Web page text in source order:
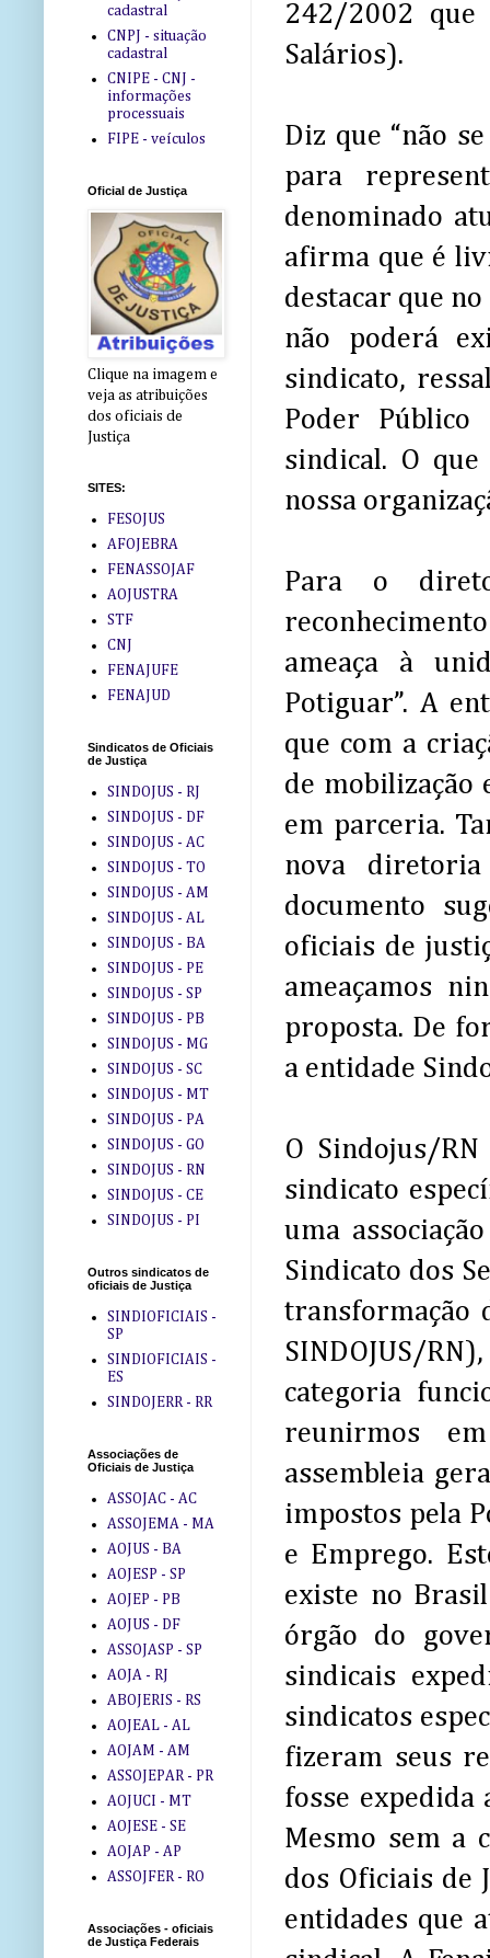
242/2002 que
Salários).
Diz que “não
para
denominado
afirma que é
destacar que
não poderá
sindicato,
Poder
sindical. O
nossa
Para o
ameaça à
Potiguar”. A
que com a
de mobilização
em parceria.
nova
documento
oficiais de
ameaçamos
proposta. De
a entidade
O Sindojus/
sindicato
uma
Sindicato dos
transformação
SINDOJUS/
categoria
reunirmos
assembleia
impostos pela
e Emprego.
existe no
órgão do
sindicais
sindicatos
fizeram seus
fosse expedida
Mesmo sem a
dos Oficiais de
entidades que
cadastral
CNPJ - situação
cadastral
CNIPE - CNJ -
informações
processuais
FIPE - veículos
Oficial de Justiça
Clique na imagem e
veja as atribuições
dos oficiais de
Justiça
SITES:
FESOJUS
AFOJEBRA
FENASSOJAF
AOJUSTRA
STF
CNJ
FENAJUFE
FENAJUD
Sindicatos de Oficiais
de Justiça
SINDOJUS - RJ
SINDOJUS - DF
SINDOJUS - AC
SINDOJUS - TO
SINDOJUS - AM
SINDOJUS - AL
SINDOJUS - BA
SINDOJUS - PE
SINDOJUS - SP
SINDOJUS - PB
SINDOJUS - MG
SINDOJUS - SC
SINDOJUS - MT
SINDOJUS - PA
SINDOJUS - GO
SINDOJUS - RN
SINDOJUS - CE
SINDOJUS - PI
Outros sindicatos de
oficiais de Justiça
SINDIOFICIAIS -
SP
SINDIOFICIAIS -
ES
SINDOJERR - RR
Associações de
Oficiais de Justiça
ASSOJAC - AC
ASSOJEMA - MA
AOJUS - BA
AOJESP - SP
AOJEP - PB
AOJUS - DF
ASSOJASP - SP
AOJA - RJ
ABOJERIS - RS
AOJEAL - AL
AOJAM - AM
ASSOJEPAR - PR
AOJUCI - MT
AOJESE - SE
AOJAP - AP
ASSOJFER - RO
Associações - oficiais
de Justiça Federais